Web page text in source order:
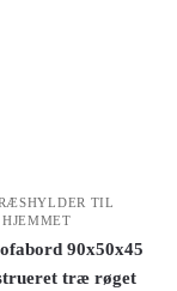
TIL
HJEMMET
90x50x45
træ røget